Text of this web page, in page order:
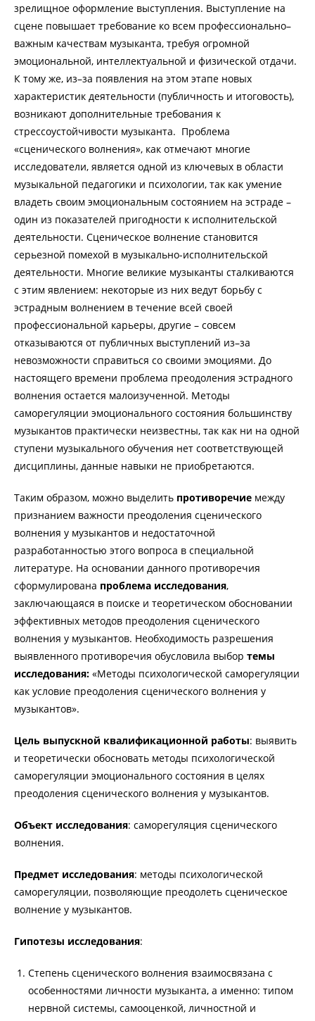
зрелищное оформление выступления. Выступление на
сцене повышает требование ко всем профессионально–
важным качествам музыканта, требуя огромной
эмоциональной, интеллектуальной и физической отдачи.
К тому же, из–за появления на этом этапе новых
характеристик деятельности (публичность и итоговость),
возникают дополнительные требования к
стрессоустойчивости музыканта. Проблема
«сценического волнения», как отмечают многие
исследователи, является одной из ключевых в области
музыкальной педагогики и психологии, так как умение
владеть своим эмоциональным состоянием на эстраде –
один из показателей пригодности к исполнительской
деятельности. Сценическое волнение становится
серьезной помехой в музыкально-исполнительской
деятельности. Многие великие музыканты сталкиваются
с этим явлением: некоторые из них ведут борьбу с
эстрадным волнением в течение всей своей
профессиональной карьеры, другие – совсем
отказываются от публичных выступлений из–за
невозможности справиться со своими эмоциями. До
настоящего времени проблема преодоления эстрадного
волнения остается малоизученной. Методы
саморегуляции эмоционального состояния большинству
музыкантов практически неизвестны, так как ни на одной
ступени музыкального обучения нет соответствующей
дисциплины, данные навыки не приобретаются.
Таким образом, можно выделить противоречие между
признанием важности преодоления сценического
волнения у музыкантов и недостаточной
разработанностью этого вопроса в специальной
литературе. На основании данного противоречия
сформулирована проблема исследования,
заключающаяся в поиске и теоретическом обосновании
эффективных методов преодоления сценического
волнения у музыкантов. Необходимость разрешения
выявленного противоречия обусловила выбор темы
исследования: «Методы психологической саморегуляции
как условие преодоления сценического волнения у
музыкантов».
Цель выпускной квалификационной работы: выявить
и теоретически обосновать методы психологической
саморегуляции эмоционального состояния в целях
преодоления сценического волнения у музыкантов.
Объект исследования: саморегуляция сценического
волнения.
Предмет исследования: методы психологической
саморегуляции, позволяющие преодолеть сценическое
волнение у музыкантов.
Гипотезы исследования:
Степень сценического волнения взаимосвязана с
особенностями личности музыканта, а именно: типом
нервной системы, самооценкой, личностной и